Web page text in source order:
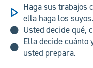
Haga sus trabajos
ella haga los suyos.
Usted decide qué,
Ella decide cuánto
usted prepara.